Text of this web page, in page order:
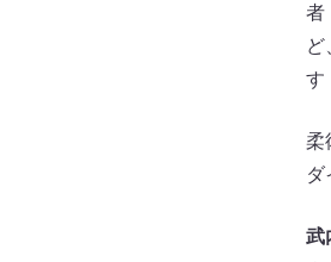
者
ど
す
柔
ダ
武